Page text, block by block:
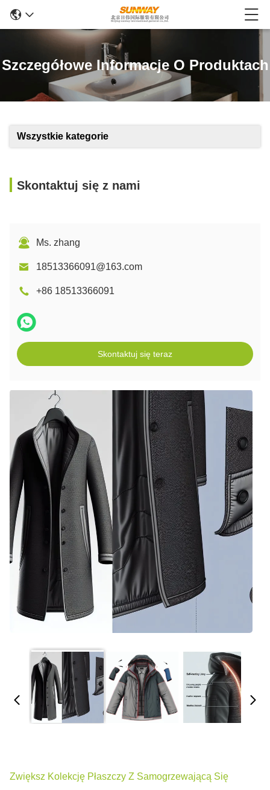
Szczegółowe Informacje O Produktach
Wszystkie kategorie
Skontaktuj się z nami
Ms. zhang
18513366091@163.com
+86 18513366091
Skontaktuj się teraz
Zwiększ Kolekcję Płaszczy Z Samogrzewającą Się